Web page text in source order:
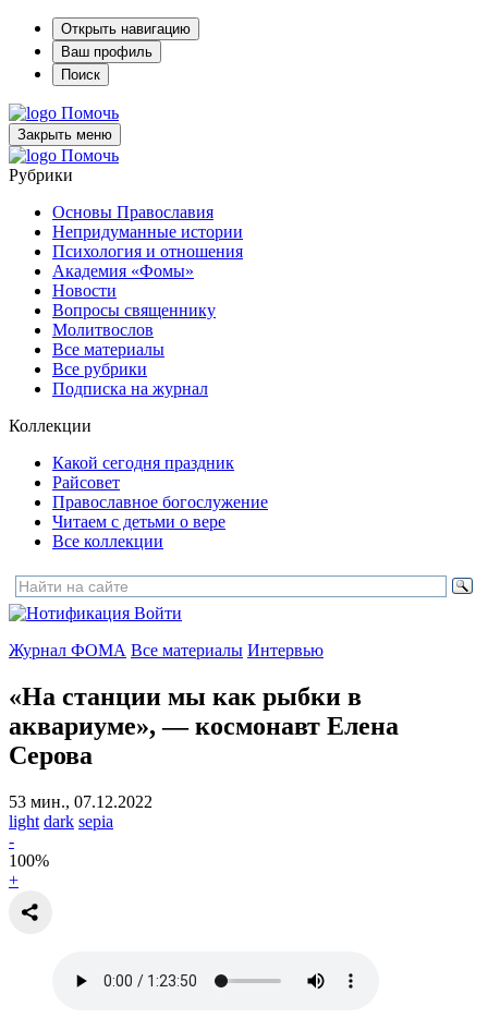
Открыть навигацию
Ваш профиль
Поиск
Помочь
Закрыть меню
Помочь
Рубрики
Основы Православия
Непридуманные истории
Психология и отношения
Академия «Фомы»
Новости
Вопросы священнику
Молитвослов
Все материалы
Все рубрики
Подписка на журнал
Коллекции
Какой сегодня праздник
Райсовет
Православное богослужение
Читаем с детьми о вере
Все коллекции
Войти
Журнал ФОМА Все материалы Интервью
«На станции мы как рыбки в
аквариуме»,— космонавт Елена
Серова
53 мин., 07.12.2022
light dark sepia
-
100%
+